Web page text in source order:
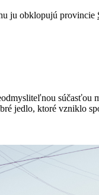
ju obklopujú provincie
súčasťou
jedlo, ktoré vzniklo